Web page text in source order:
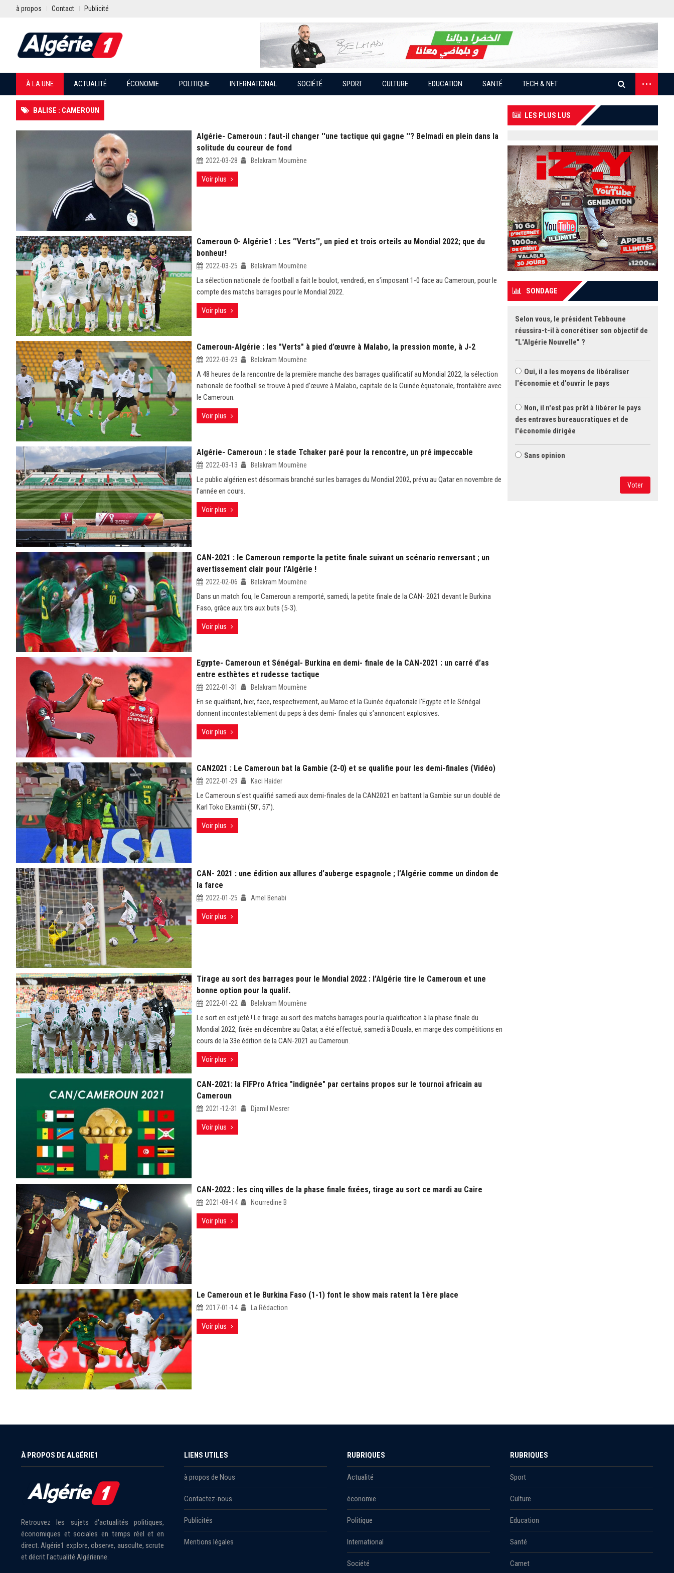
à propos Contact Publicité
À LA UNE ACTUALITÉ ÉCONOMIE POLITIQUE INTERNATIONAL SOCIÉTÉ SPORT CULTURE EDUCATION SANTÉ TECH & NET ...
BALISE : CAMEROUN
Algérie- Cameroun : faut-il changer ''une tactique qui gagne ''? Belmadi en plein dans la
solitude du coureur de fond
2022-03-28 Belakram Moumène
Voir plus
Cameroun 0- Algérie1 : Les ‘’Verts’’, un pied et trois orteils au Mondial 2022; que du
bonheur!
2022-03-25 Belakram Moumène
La sélection nationale de football a fait le boulot, vendredi, en s’imposant 1-0 face au Cameroun, pour le
compte des matchs barrages pour le Mondial 2022.
Voir plus
Cameroun-Algérie : les "Verts" à pied d’œuvre à Malabo, la pression monte, à J-2
2022-03-23 Belakram Moumène
A 48 heures de la rencontre de la première manche des barrages qualificatif au Mondial 2022, la sélection
nationale de football se trouve à pied d’œuvre à Malabo, capitale de la Guinée équatoriale, frontalière avec
le Cameroun.
Voir plus
Algérie- Cameroun : le stade Tchaker paré pour la rencontre, un pré impeccable
2022-03-13 Belakram Moumène
Le public algérien est désormais branché sur les barrages du Mondial 2002, prévu au Qatar en novembre de
l’année en cours.
Voir plus
CAN-2021 : le Cameroun remporte la petite finale suivant un scénario renversant ; un
avertissement clair pour l’Algérie !
2022-02-06 Belakram Moumène
Dans un match fou, le Cameroun a remporté, samedi, la petite finale de la CAN- 2021 devant le Burkina
Faso, grâce aux tirs aux buts (5-3).
Voir plus
Egypte- Cameroun et Sénégal- Burkina en demi- finale de la CAN-2021 : un carré d’as
entre esthètes et rudesse tactique
2022-01-31 Belakram Moumène
En se qualifiant, hier, face, respectivement, au Maroc et la Guinée équatoriale l’Egypte et le Sénégal
donnent incontestablement du peps à des demi- finales qui s’annoncent explosives.
Voir plus
CAN2021 : Le Cameroun bat la Gambie (2-0) et se qualifie pour les demi-finales (Vidéo)
2022-01-29 Kaci Haider
Le Cameroun s'est qualifié samedi aux demi-finales de la CAN2021 en battant la Gambie sur un doublé de
Karl Toko Ekambi (50’, 57’).
Voir plus
CAN- 2021 : une édition aux allures d’auberge espagnole ; l’Algérie comme un dindon de
la farce
2022-01-25 Amel Benabi
Voir plus
Tirage au sort des barrages pour le Mondial 2022 : l’Algérie tire le Cameroun et une
bonne option pour la qualif.
2022-01-22 Belakram Moumène
Le sort en est jeté ! Le tirage au sort des matchs barrages pour la qualification à la phase finale du
Mondial 2022, fixée en décembre au Qatar, a été effectué, samedi à Douala, en marge des compétitions en
cours de la 33e édition de la CAN-2021 au Cameroun.
Voir plus
CAN-2021: la FIFPro Africa "indignée" par certains propos sur le tournoi africain au
Cameroun
2021-12-31 Djamil Mesrer
Voir plus
CAN-2022 : les cinq villes de la phase finale fixées, tirage au sort ce mardi au Caire
2021-08-14 Nourredine B
Voir plus
Le Cameroun et le Burkina Faso (1-1) font le show mais ratent la 1ère place
2017-01-14 La Rédaction
Voir plus
LES PLUS LUS
SONDAGE
Selon vous, le président Tebboune
réussira-t-il à concrétiser son objectif de
"L'Algérie Nouvelle" ?
Oui, il a les moyens de libéraliser
l'économie et d'ouvrir le pays
Non, il n'est pas prêt à libérer le pays
des entraves bureaucratiques et de
l'économie dirigée
Sans opinion
Voter
À PROPOS DE ALGÉRIE1
Retrouvez les sujets d'actualités politiques,
économiques et sociales en temps réel et en
direct. Algérie1 explore, observe, ausculte, scrute
et décrit l'actualité Algérienne.
LIENS UTILES
à propos de Nous
Contactez-nous
Publicités
Mentions légales
RUBRIQUES
Actualité
économie
Politique
International
Société
RUBRIQUES
Sport
Culture
Education
Santé
Carnet